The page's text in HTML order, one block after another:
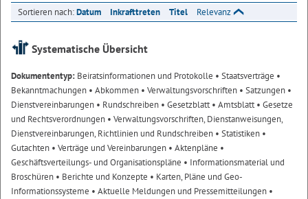
Sortieren nach:Datum Inkrafttreten Titel Relevanz
Systematische Übersicht
Dokumententyp: Beiratsinformationen und Protokolle • Staatsverträge •
Bekanntmachungen • Abkommen • Verwaltungsvorschriften • Satzungen •
Dienstvereinbarungen • Rundschreiben • Gesetzblatt• Amtsblatt• Gesetze
und Rechtsverordnungen • Verwaltungsvorschriften, Dienstanweisungen,
Dienstvereinbarungen, Richtlinien und Rundschreiben • Statistiken •
Gutachten • Verträge und Vereinbarungen • Aktenpläne •
Geschäftsverteilungs- und Organisationspläne • Informationsmaterial und
Broschüren • Berichte und Konzepte • Karten, Pläne und Geo-
Informationssysteme • Aktuelle Meldungen und Pressemitteilungen •